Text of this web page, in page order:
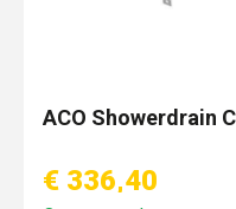
ACO Showerdrain
€ 336,40